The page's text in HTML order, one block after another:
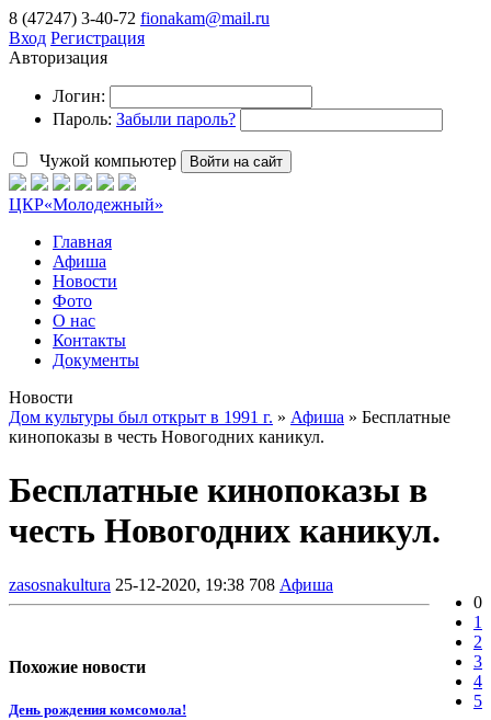
8 (47247) 3-40-72 fionakam@mail.ru
Вход Регистрация
Авторизация
Логин:
Пароль: Забыли пароль?
Чужой компьютер Войти на сайт
ЦКР«Молодежный»
Главная
Афиша
Новости
Фото
О нас
Контакты
Документы
Новости
Дом культуры был открыт в 1991 г. » Афиша » Бесплатные
кинопоказы в честь Новогодних каникул.
Бесплатные кинопоказы в
честь Новогодних каникул.
zasosnakultura 25-12-2020, 19:38 708 Афиша
0
1
2
3
4
5
Похожие новости
День рождения комсомола!